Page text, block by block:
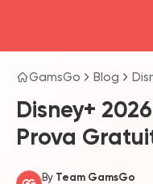
GamsGo Blog
Disney+
Prova
By Team GamsGo